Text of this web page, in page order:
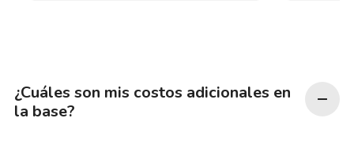
¿Cuáles son mis costos adicionales en
la base?